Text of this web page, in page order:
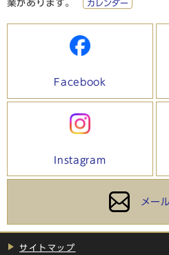
業があります。
カレンダー
Facebook
Instagram
メー
サイトマップ